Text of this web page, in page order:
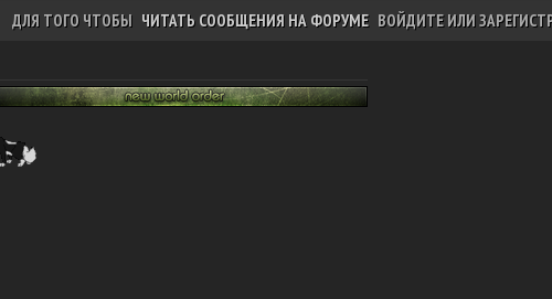
ДЛЯ ТОГО ЧТОБЫ ЧИТАТЬ СООБЩЕНИЯ НА ФОРУМЕ ВОЙДИТЕ ИЛИ